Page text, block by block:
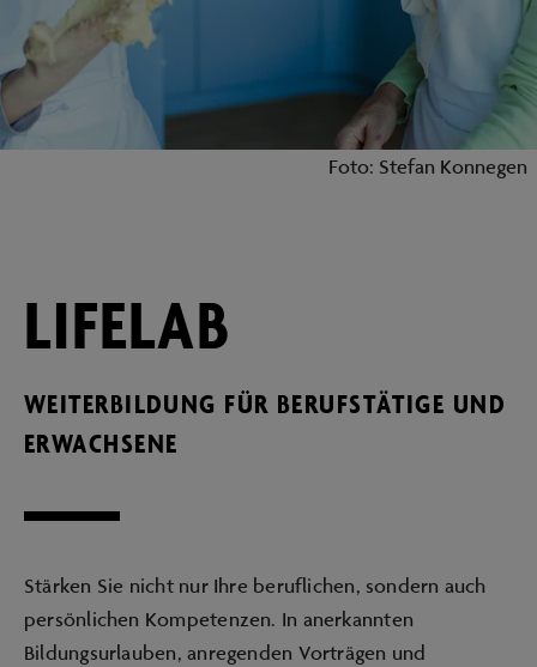
Foto: Stefan Konnegen
LIFELAB
WEITERBILDUNG FÜR BERUFSTÄTIGE UND
ERWACHSENE
Stärken Sie nicht nur Ihre beruflichen, sondern auch
persönlichen Kompetenzen. In anerkannten
Bildungsurlauben, anregenden Vorträgen und